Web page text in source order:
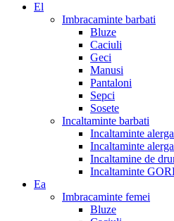
El
Imbracaminte barbati
Bluze
Caciuli
Geci
Manusi
Pantaloni
Sepci
Sosete
Incaltaminte barbati
Incaltaminte
Incaltaminte
Incaltamine de
Incaltaminte
Ea
Imbracaminte femei
Bluze